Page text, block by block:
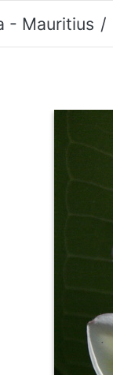
- Mauritius